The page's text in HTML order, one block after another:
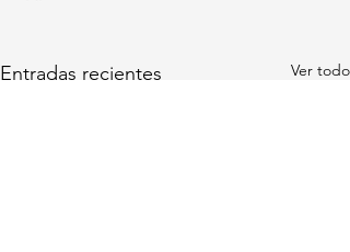
Entradas recientes Ver todo